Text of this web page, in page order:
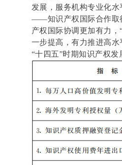
发展，服务机构专业化
——知识产权国际合作取
产权国际协调更加有力
一步提高，有力推进高
“十四五”时期知识产权发